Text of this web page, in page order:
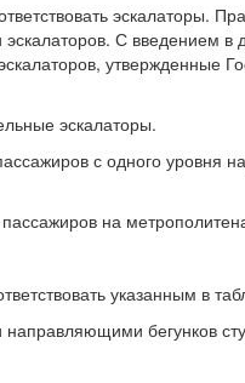
эскалаторы.
эскалаторов. С введением
утвержденные
эскалаторы.
с одного уровня
на
указанным в
бегунков